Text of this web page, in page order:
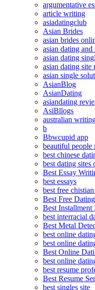
argumentative
article writing
asiadatingclub
Asian Brides
asian brides
asian dating and
asian dating
asian dating site
asian single
AsianBlog
AsianDating
asiandating
AsiBllogs
australian
b
Bbwcupid app
beautiful people
best chinese
best dating sites
Best Essay
best essays
best free
Best Free
Best Installment
best interracial
Best Metal
best online
best online
Best Online
best online
best resume
Best Resume
best singles site